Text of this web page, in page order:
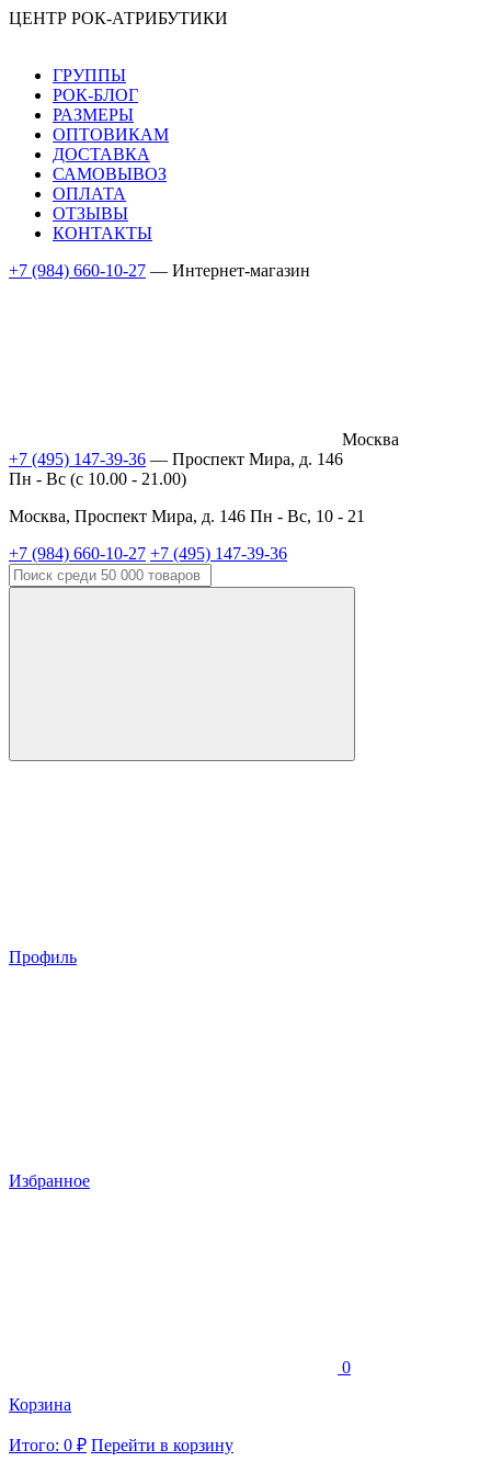
ЦЕНТР РОК-АТРИБУТИКИ
ГРУППЫ
РОК-БЛОГ
РАЗМЕРЫ
ОПТОВИКАМ
ДОСТАВКА
САМОВЫВОЗ
ОПЛАТА
ОТЗЫВЫ
КОНТАКТЫ
+7 (984) 660-10-27 — Интернет-магазин
Москва
+7 (495) 147-39-36 — Проспект Мира, д. 146
Пн - Вс (c 10.00 - 21.00)
Москва, Проспект Мира, д. 146 Пн - Вс, 10 - 21
+7 (984) 660-10-27 +7 (495) 147-39-36
Профиль
Избранное
0
Корзина
Итого: 0 ₽ Перейти в корзину